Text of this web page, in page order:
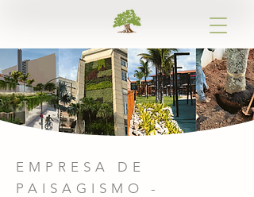
EMPRESA DE
PAISAGISMO -